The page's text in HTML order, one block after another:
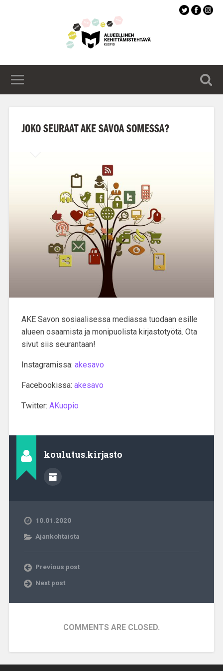
JOKO SEURAAT AKE SAVOA SOMESSA?
AKE Savon sosiaalisessa mediassa tuodaan esille
alueen osaamista ja monipuolista kirjastotyötä. Ota
sivut siis seurantaan!
Instagramissa: akesavo
Facebookissa: akesavo
Twitter: AKuopio
koulutus.kirjasto
10.01.2020
Ajankohtaista
Previous post
Next post
COMMENTS ARE CLOSED.